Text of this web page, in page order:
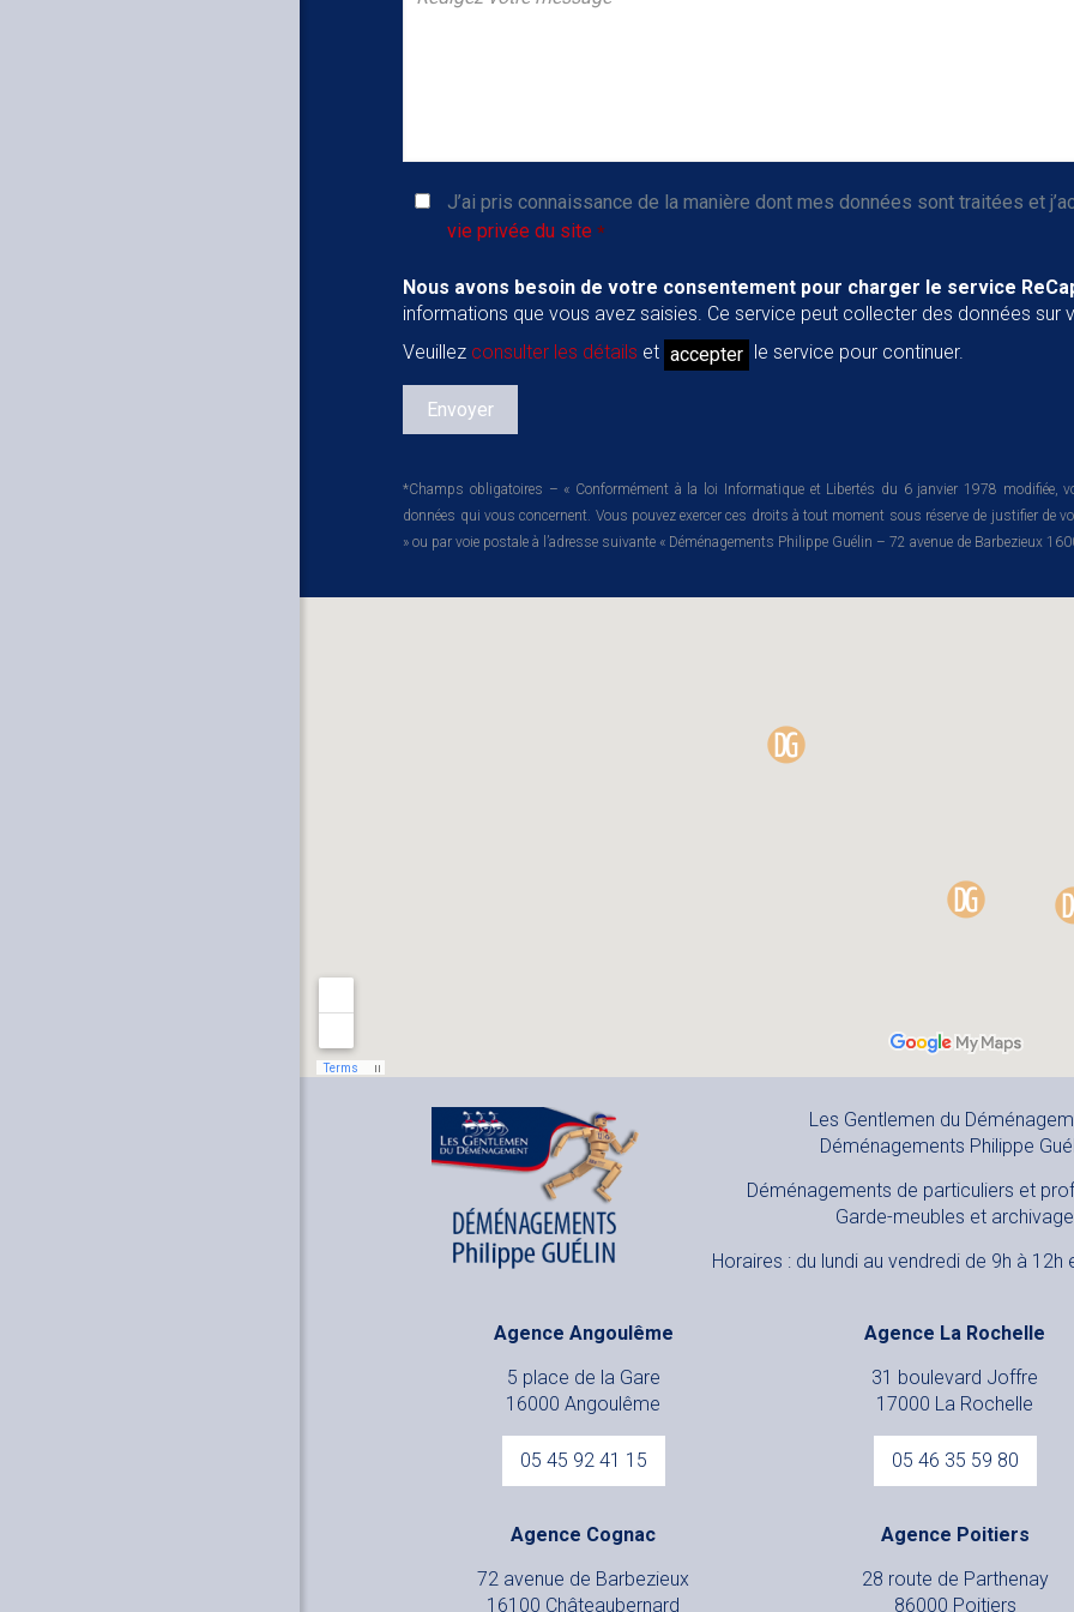
J’ai pris connaissance de la manière dont mes données sont traitées et
vie privée du site *
Nous avons besoin de votre consentement pour charger le service
informations que vous avez saisies. Ce service peut collecter des données sur
Veuillez consulter les détails et accepter le service pour continuer.
*Champs obligatoires – « Conformément à la loi Informatique et Libertés du 6 janvier 1978 modifiée,
données qui vous concernent. Vous pouvez exercer ces droits à tout moment sous réserve de justifier de
» ou par voie postale à l’adresse suivante « Déménagements Philippe Guélin – 72 avenue de Barbezieux
Les Gentlemen du
Déménagements Philippe
Déménagements de particuliers et
Garde-meubles et archivage
Horaires : du lundi au vendredi de 9h à 12h
Agence Angoulême
5 place de la Gare
16000 Angoulême
05 45 92 41 15
Agence Cognac
72 avenue de Barbezieux
16100 Châteaubernard
Agence La Rochelle
31 boulevard Joffre
17000 La Rochelle
05 46 35 59 80
Agence Poitiers
28 route de Parthenay
86000 Poitiers